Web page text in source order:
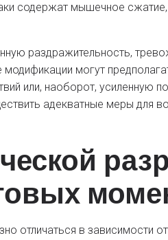
содержат мышечное
раздражительность,
могут
или, наоборот, усиленную
адекватные меры для
отличаться в зависимости